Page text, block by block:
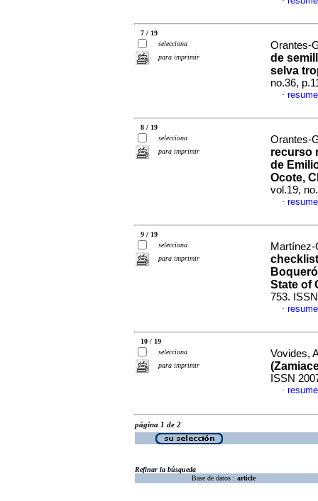
7 / 19
selecciona
para imprimir
Orantes-
de
selva
no.36,
·
8 / 19
selecciona
para imprimir
Orantes-
recurso
de
Ocote,
vol.19,
·
9 / 19
selecciona
para imprimir
State of
753.
·
10 / 19
selecciona
para imprimir
Vovides,
ISSN
·
página 1 de 2
Refinar la búsqueda
Base de datos : article